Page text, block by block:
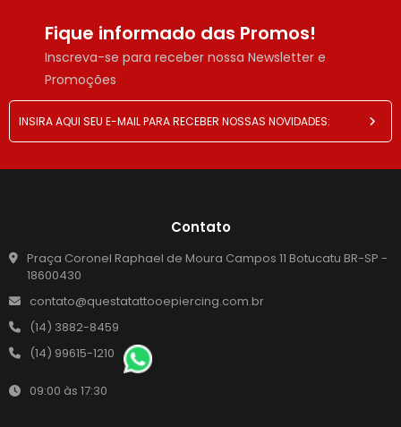
Fique informado das Promos!
Inscreva-se para receber nossa Newsletter e
Promoções
Contato
Praça Coronel Raphael de Moura Campos 11 Botucatu BR-SP -
18600430
contato@questatattooepiercing.com.br
(14) 3882-8459
(14) 99615-1210
09:00 às 17:30